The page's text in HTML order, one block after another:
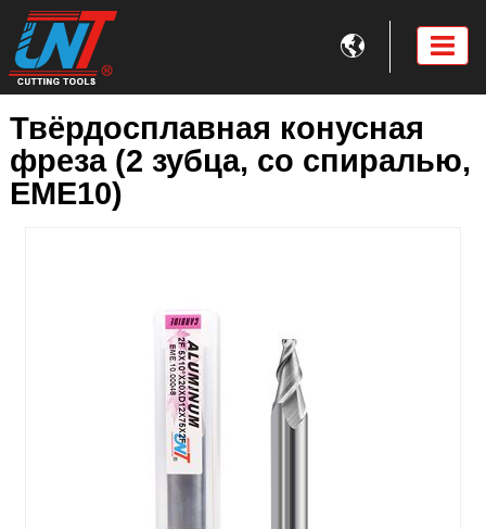

Твёрдосплавная конусная
фреза (2 зубца, со спиралью,
EME10)